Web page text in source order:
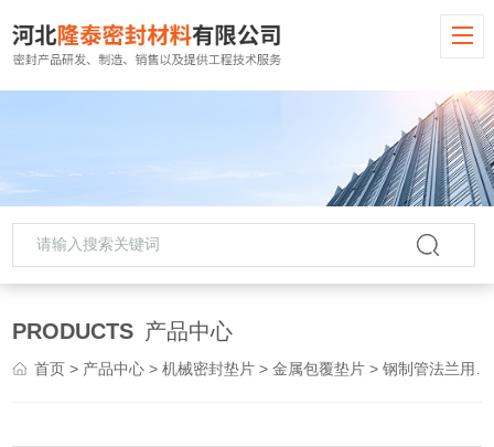
PRODUCTS 产品中心
首页 > 产品中心 >机械密封垫片 >金属包覆垫片 > 钢制管法兰用金属包覆垫片-钢包垫